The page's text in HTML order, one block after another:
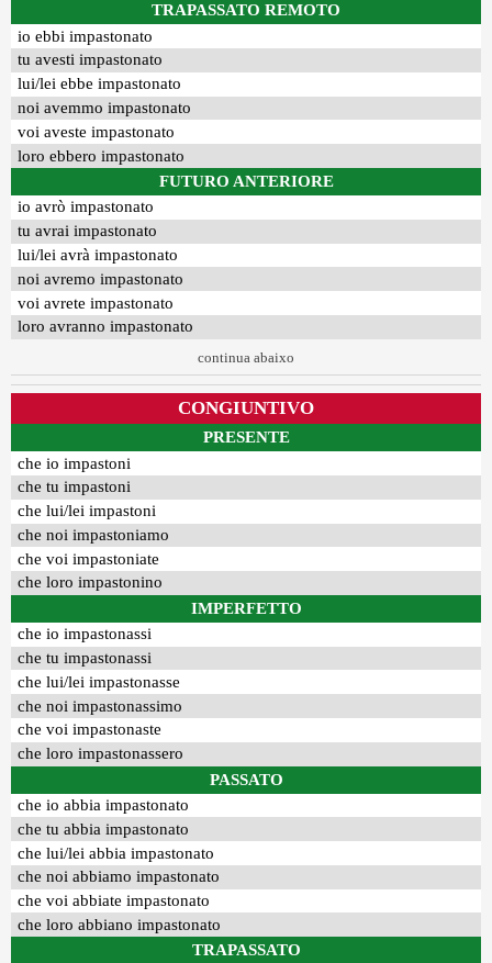
TRAPASSATO REMOTO
io ebbi impastonato
tu avesti impastonato
lui/lei ebbe impastonato
noi avemmo impastonato
voi aveste impastonato
loro ebbero impastonato
FUTURO ANTERIORE
io avrò impastonato
tu avrai impastonato
lui/lei avrà impastonato
noi avremo impastonato
voi avrete impastonato
loro avranno impastonato
continua abaixo
CONGIUNTIVO
PRESENTE
che io impastoni
che tu impastoni
che lui/lei impastoni
che noi impastoniamo
che voi impastoniate
che loro impastonino
IMPERFETTO
che io impastonassi
che tu impastonassi
che lui/lei impastonasse
che noi impastonassimo
che voi impastonaste
che loro impastonassero
PASSATO
che io abbia impastonato
che tu abbia impastonato
che lui/lei abbia impastonato
che noi abbiamo impastonato
che voi abbiate impastonato
che loro abbiano impastonato
TRAPASSATO